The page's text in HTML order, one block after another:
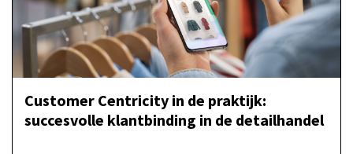
Customer Centricity in de praktijk:
succesvolle klantbinding in de detailhandel